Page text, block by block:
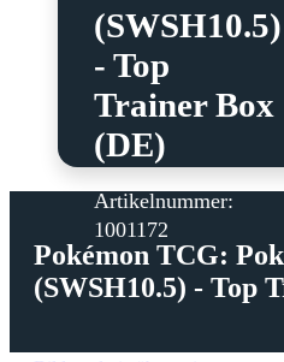
(SWSH10.5)
- Top
Trainer Box
(DE)
Artikelnummer:
1001172
Pokémon TCG:
(SWSH10.5) - Top